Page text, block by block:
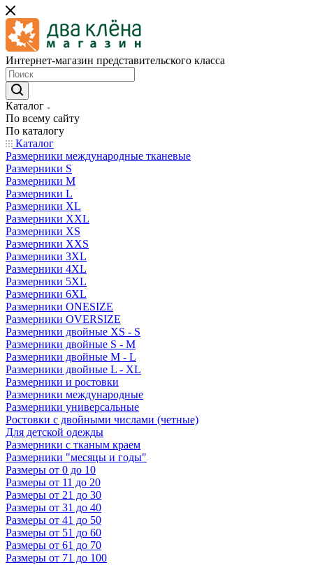
Интернет-магазин представительского класса
Каталог
По всему сайту
По каталогу
Каталог
Размерники международные тканевые
Размерники S
Размерники M
Размерники L
Размерники XL
Размерники XXL
Размерники XS
Размерники XXS
Размерники 3XL
Размерники 4XL
Размерники 5XL
Размерники 6XL
Размерники ONESIZE
Размерники OVERSIZE
Размерники двойные XS - S
Размерники двойные S - M
Размерники двойные M - L
Размерники двойные L - XL
Размерники и ростовки
Размерники международные
Размерники универсальные
Ростовки с двойными числами (четные)
Для детской одежды
Размерники с тканым краем
Размерники "месяцы и годы"
Размеры от 0 до 10
Размеры от 11 до 20
Размеры от 21 до 30
Размеры от 31 до 40
Размеры от 41 до 50
Размеры от 51 до 60
Размеры от 61 до 70
Размеры от 71 до 100